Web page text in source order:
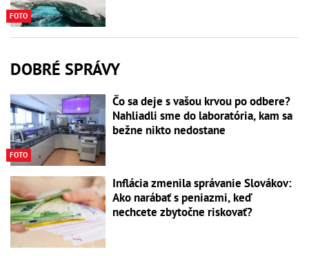
FOTO
DOBRÉ SPRÁVY
FOTO
Čo sa deje s vašou krvou po odbere?
Nahliadli sme do laboratória, kam sa
bežne nikto nedostane
Inflácia zmenila správanie Slovákov:
Ako narábať s peniazmi, keď
nechcete zbytočne riskovať?